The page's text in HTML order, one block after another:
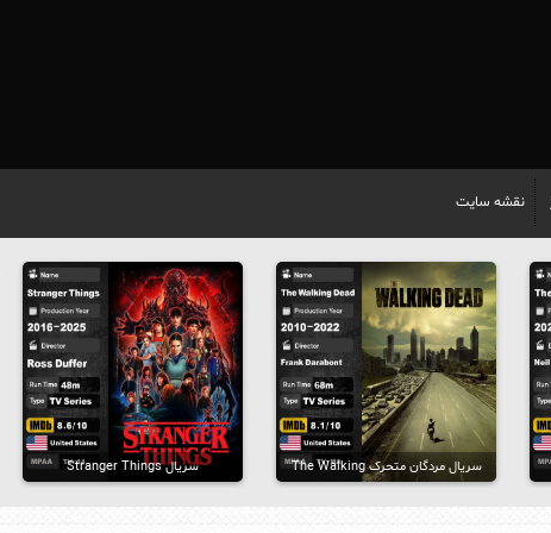
نقشه سایت
سریال مردگان متحرک The Walking
Dead
سریال Stranger Things